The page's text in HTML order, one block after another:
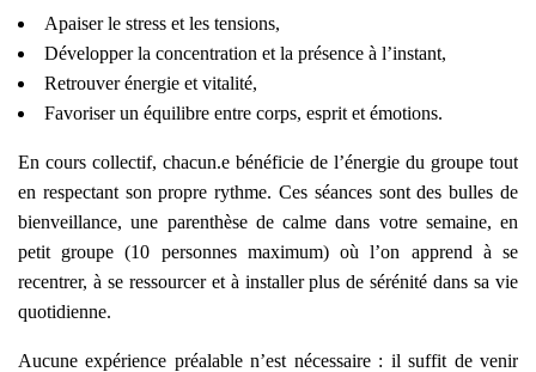
Apaiser le stress et les tensions,
Développer la concentration et la présence à l’instant,
Retrouver énergie et vitalité,
Favoriser un équilibre entre corps, esprit et émotions.
En cours collectif, chacun.e bénéficie de l’énergie du groupe tout
en respectant son propre rythme. Ces séances sont des bulles de
bienveillance, une parenthèse de calme dans votre semaine, en
petit groupe (10 personnes maximum) où l’on apprend à se
recentrer, à se ressourcer et à installer plus de sérénité dans sa vie
quotidienne.
Aucune expérience préalable n’est nécessaire : il suffit de venir